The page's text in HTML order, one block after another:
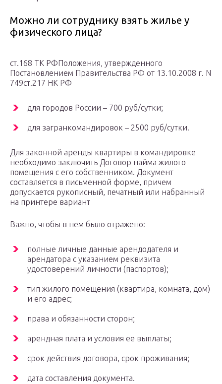
Можно ли сотруднику взять жилье у
физического лица?
ст.168 ТК РФПоложения, утвержденного
Постановлением Правительства РФ от 13.10.2008 г. N
749ст.217 НК РФ
для городов России – 700 руб/сутки;
для загранкомандировок – 2500 руб/сутки.
Для законной аренды квартиры в командировке
необходимо заключить Договор найма жилого
помещения с его собственником. Документ
составляется в письменной форме, причем
допускается рукописный, печатный или набранный
на принтере вариант
Важно, чтобы в нем было отражено:
полные личные данные арендодателя и
арендатора с указанием реквизита
удостоверений личности (паспортов);
тип жилого помещения (квартира, комната, дом)
и его адрес;
права и обязанности сторон;
арендная плата и условия ее выплаты;
срок действия договора, срок проживания;
дата составления документа.